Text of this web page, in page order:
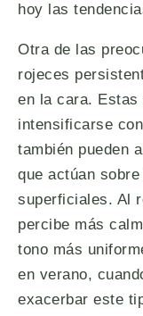
hoy las
Otra de las
rojeces
en la cara. Estas
intensificarse
también pueden
que actúan
superficiales. Al
percibe más
tono más
en verano,
exacerbar este